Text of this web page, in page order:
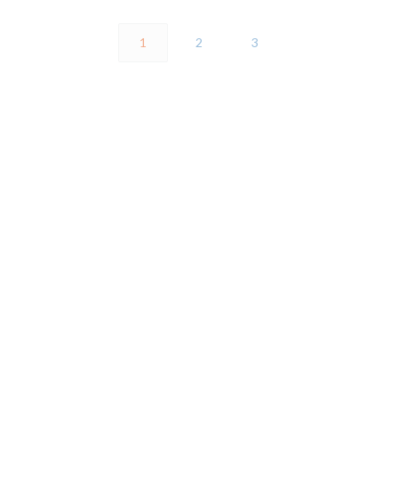
1 2 3